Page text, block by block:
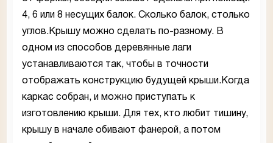
4, 6 или 8 несущих балок. Сколько балок, столько
углов.Крышу можно сделать по-разному. В
одном из способов деревянные лаги
устанавливаются так, чтобы в точности
отображать конструкцию будущей крыши.Когда
каркас собран, и можно приступать к
изготовлению крыши. Для тех, кто любит тишину,
крышу в начале обивают фанерой, а потом